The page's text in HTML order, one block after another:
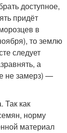
доступное,
придёт
в
то землю
следует
а
не замерз) —
Так как
норму
материал